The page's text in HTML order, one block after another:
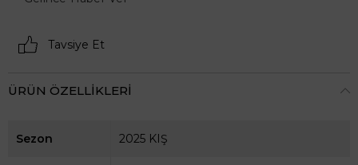
Tavsiye Et
ÜRÜN ÖZELLIKLERI
Sezon 2025 KIŞ